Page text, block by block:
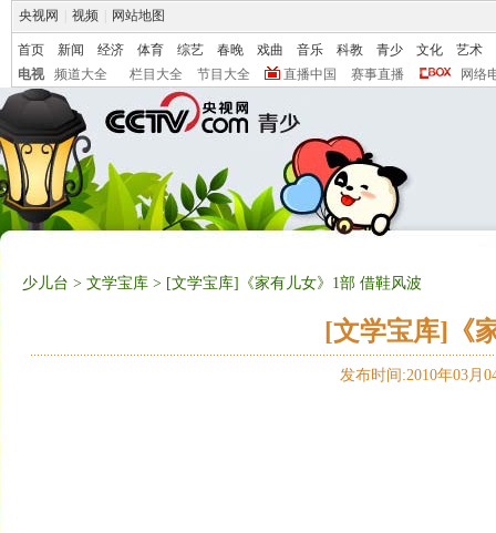
央视网 视频 网站地图
首页 新闻 经济 体育 综艺 春晚 戏曲 音乐 科教 青少 文化
艺术
电视
频道大全 栏目大全 节目大全 直播中国 赛事直播 网络
少儿台 > 文学宝库 > [文学宝库]《家有儿女》1部 借鞋风波
[文学宝库]《
发布时间:2010年03月